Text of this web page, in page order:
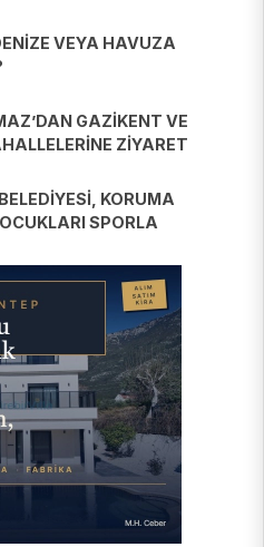
VEYA HAVUZA
GAZİKENT VE
ZİYARET
KORUMA
SPORLA